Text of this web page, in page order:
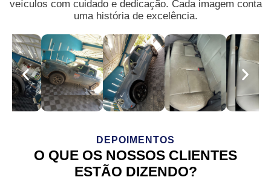
veículos com cuidado e dedicação. Cada imagem conta
uma história de excelência.
DEPOIMENTOS
O QUE OS NOSSOS CLIENTES
ESTÃO DIZENDO?